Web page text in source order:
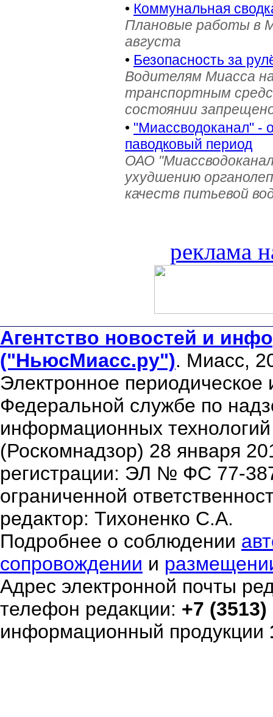
• Коммунальная
Плановые работы в
августа
• Безопасность за
Водителям Миасса
транспортным
состоянии
• "Миассводоканал" -
паводковый период
ОАО
ухудшению
качеств питьевой
реклама
Агентство новостей и
("НьюсМиасс.ру"). Миасс,
Электронное периодическое
Федеральной службе по
информационных
(Роскомнадзор) 28 января
регистрации: ЭЛ № ФС 77-
ограниченной
редактор: Тихоненко С.А.
Подробнее о соблюдении
сопровождении и
Адрес электронной почты
телефон редакции: +7
информационный продукции